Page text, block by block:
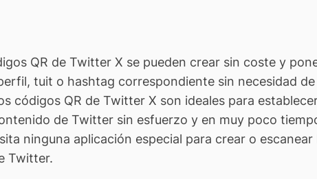
QR de Twitter X se pueden crear sin coste y
tuit o hashtag correspondiente sin necesidad
códigos QR de Twitter X son ideales para
de Twitter sin esfuerzo y en muy poco
ninguna aplicación especial para crear o
Twitter.